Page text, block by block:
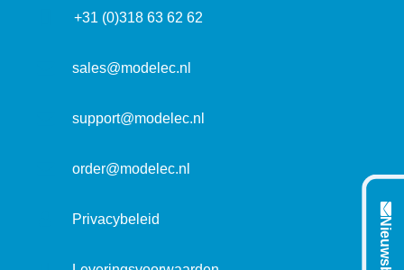
s
o
m
+31 (0)318 63 62 62
sales@modelec.nl
support@modelec.nl
order@modelec.nl
Privacybeleid